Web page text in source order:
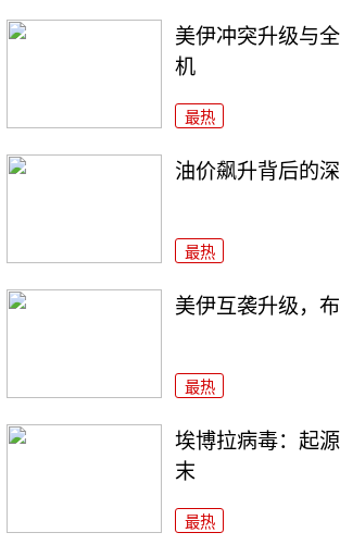
美伊冲突升级与
机
最热
油价飙升背后的
最热
美伊互袭升级，
最热
埃博拉病毒：起
末
最热